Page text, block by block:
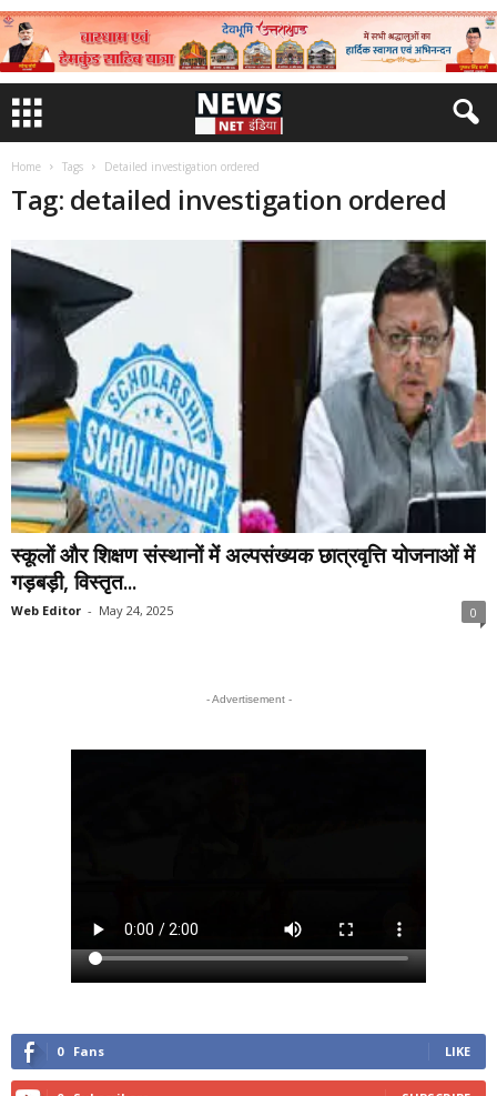
Home Tags Detailed investigation ordered
Tag: detailed investigation ordered
स्कूलों और शिक्षण संस्थानों में अल्पसंख्यक छात्रवृत्ति योजनाओं में
गड़बड़ी, विस्तृत...
Web Editor - May 24, 2025 0
- Advertisement -
0 Fans LIKE